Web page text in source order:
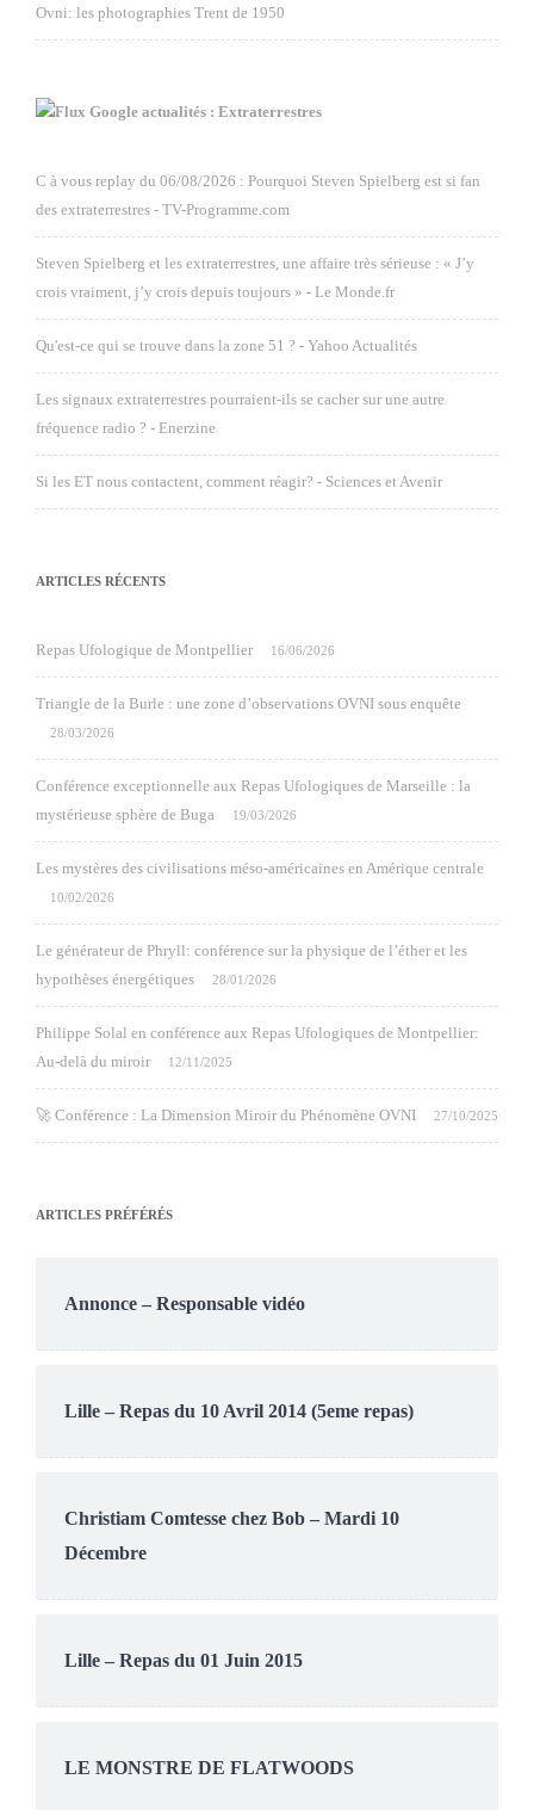
Ovni: les photographies Trent de 1950
Google actualités : Extraterrestres
C à vous replay du 06/08/2026 : Pourquoi Steven Spielberg est si fan
des extraterrestres - TV-Programme.com
Steven Spielberg et les extraterrestres, une affaire très sérieuse : « J’y
crois vraiment, j’y crois depuis toujours » - Le Monde.fr
Qu'est-ce qui se trouve dans la zone 51 ? - Yahoo Actualités
Les signaux extraterrestres pourraient-ils se cacher sur une autre
fréquence radio ? - Enerzine
Si les ET nous contactent, comment réagir? - Sciences et Avenir
ARTICLES RÉCENTS
Repas Ufologique de Montpellier 16/06/2026
Triangle de la Burle : une zone d’observations OVNI sous enquête
28/03/2026
Conférence exceptionnelle aux Repas Ufologiques de Marseille : la
mystérieuse sphère de Buga
19/03/2026
Les mystères des civilisations méso-américaines en Amérique centrale
10/02/2026
Le générateur de Phryll: conférence sur la physique de l’éther et les
hypothèses énergétiques
28/01/2026
Philippe Solal en conférence aux Repas Ufologiques de Montpellier:
Au-delà du miroir
12/11/2025
🚀 Conférence : La Dimension Miroir du Phénomène OVNI 27/10/2025
ARTICLES PRÉFÉRÉS
Annonce – Responsable vidéo
Lille – Repas du 10 Avril 2014 (5eme repas)
Christiam Comtesse chez Bob – Mardi 10
Décembre
Lille – Repas du 01 Juin 2015
LE MONSTRE DE FLATWOODS